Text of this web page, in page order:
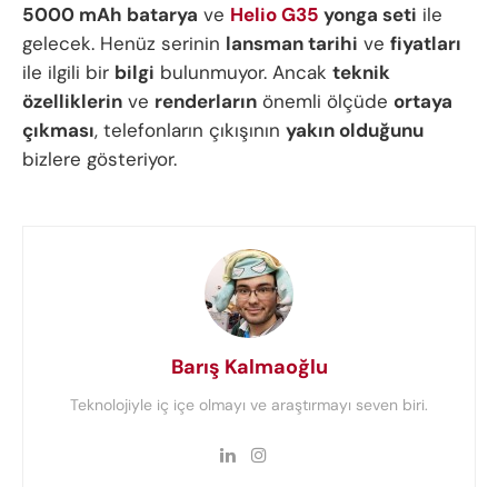
5000 mAh batarya ve Helio G35 yonga seti ile
gelecek. Henüz serinin lansman tarihi ve fiyatları
ile ilgili bir bilgi bulunmuyor. Ancak teknik
özelliklerin ve renderların önemli ölçüde ortaya
çıkması, telefonların çıkışının yakın olduğunu
bizlere gösteriyor.
Barış Kalmaoğlu
Teknolojiyle iç içe olmayı ve araştırmayı seven biri.